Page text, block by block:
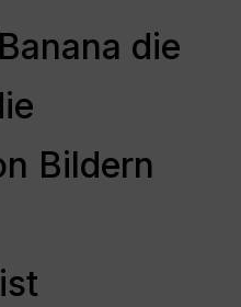
die
Bildern